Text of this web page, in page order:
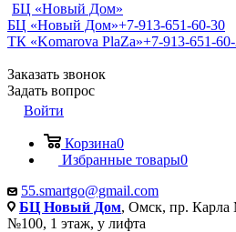
БЦ «Новый Дом»
БЦ «Новый Дом»+7-913-651-60-30
ТК «Komarova PlaZa»+7-913-651-
Заказать звонок
Задать вопрос
Войти
Корзина0
Избранные товары0
55.smartgo@gmail.com
БЦ Новый Дом, Омск, пр. Карла
№100, 1 этаж, у лифта